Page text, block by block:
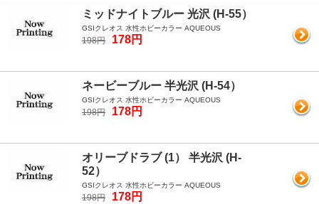
ミッドナイトブルー 光沢 (H-55）
GSIクレオス 水性ホビーカラー AQUEOUS
198円 178円
ネービーブルー 半光沢 (H-54）
GSIクレオス 水性ホビーカラー AQUEOUS
198円 178円
オリーブドラブ (1） 半光沢 (H-
52）
GSIクレオス 水性ホビーカラー AQUEOUS
198円 178円